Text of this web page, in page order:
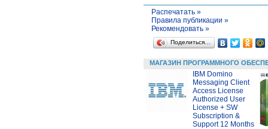
Распечатать »
Правила публикации »
Рекомендовать »
Поделиться…
МАГАЗИН ПРОГРАММНОГО
IBM Domino
Messaging Client
Access License
Authorized User
License + SW
Subscription &
Support 12 Months